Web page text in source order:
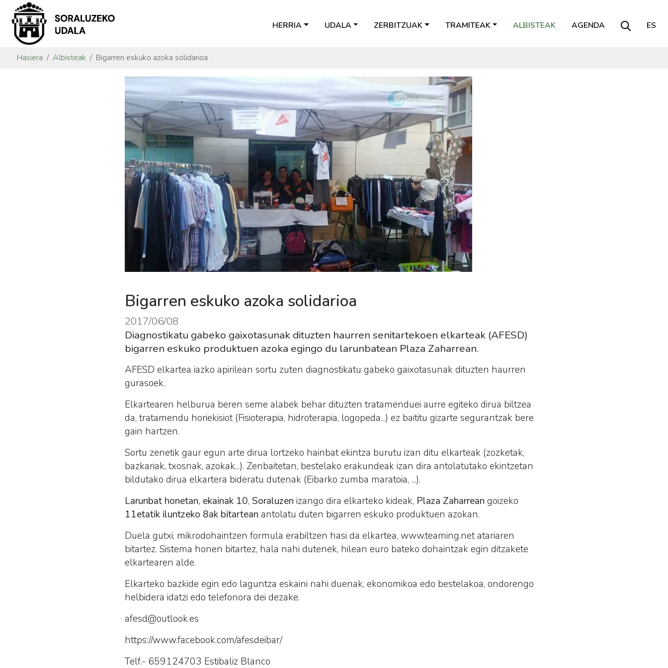
HERRIA UDALA ZERBITZUAK TRAMITEAK ALBISTEAK AGENDA ES
Hasiera Albisteak Bigarren eskuko azoka solidarioa
Bigarren eskuko azoka solidarioa
2017/06/08
Diagnostikatu gabeko gaixotasunak dituzten haurren senitartekoen elkarteak (AFESD)
bigarren eskuko produktuen azoka egingo du larunbatean Plaza Zaharrean.
AFESD elkartea iazko apirilean sortu zuten diagnostikatu gabeko gaixotasunak dituzten haurren
gurasoek.
Elkartearen helburua beren seme alabek behar dituzten tratamenduei aurre egiteko dirua biltzea
da, tratamendu horiekisiot (Fisioterapia, hidroterapia, logopeda...) ez baititu gizarte segurantzak bere
gain hartzen.
Sortu zenetik gaur egun arte dirua lortzeko hainbat ekintza burutu izan ditu elkarteak (zozketak,
bazkariak, txosnak, azokak...). Zenbaitetan, bestelako erakundeak izan dira antolatutako ekintzetan
bildutako dirua elkartera bideratu dutenak (Eibarko zumba maratoia, ...).
Larunbat honetan, ekainak 10, Soraluzen izango dira elkarteko kideak, Plaza Zaharrean goizeko
11etatik iluntzeko 8ak bitartean antolatu duten bigarren eskuko produktuen azokan.
Duela gutxi, mikrodohaintzen formula erabiltzen hasi da elkartea, www.teaming.net atariaren
bitartez. Sistema honen bitartez, hala nahi dutenek, hilean euro bateko dohaintzak egin ditzakete
elkartearen alde.
Elkarteko bazkide egin edo laguntza eskaini nahi duenak, ekonomikoa edo bestelakoa, ondorengo
helbidera idatzi edo telefonora dei dezake.
afesd@outlook.es
https://www.facebook.com/afesdeibar/
Telf.- 659124703 Estibaliz Blanco